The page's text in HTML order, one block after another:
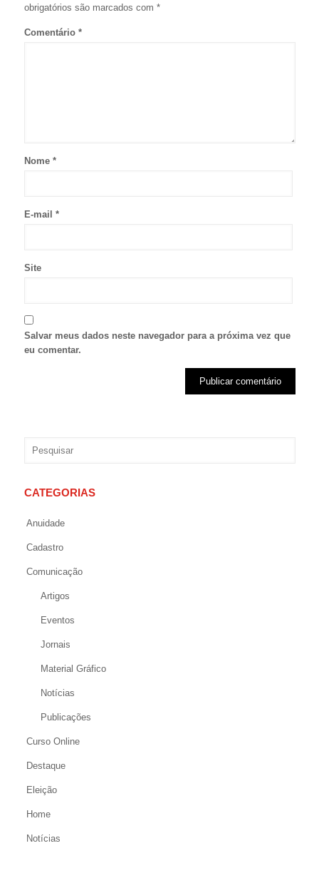
obrigatórios são marcados com *
Comentário *
Nome *
E-mail *
Site
Salvar meus dados neste navegador para a próxima vez que
eu comentar.
CATEGORIAS
Anuidade
Cadastro
Comunicação
Artigos
Eventos
Jornais
Material Gráfico
Notícias
Publicações
Curso Online
Destaque
Eleição
Home
Notícias